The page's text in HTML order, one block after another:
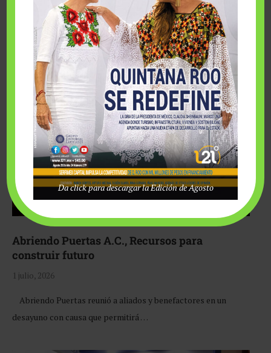
Fairmont Mayakoba y Make-A-Wish México unieron
esfuerzos para hacer realidad el deseo de una …
Abriendo Puertas A.C., Recursos para
construir futuro
1 julio, 2026
Abriendo Puertas reunió a aliados y benefactores en un
desayuno con causa que permitirá …
Da click para descargar la Edición de Agosto